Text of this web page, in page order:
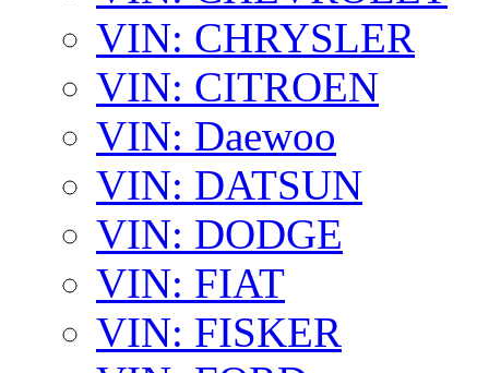
VIN: CHRYSLER
VIN: CITROEN
VIN: Daewoo
VIN: DATSUN
VIN: DODGE
VIN: FIAT
VIN: FISKER